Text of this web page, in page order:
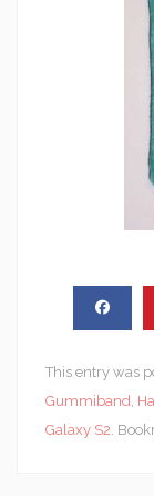
This entry was
Gummiband,
Galaxy S2.